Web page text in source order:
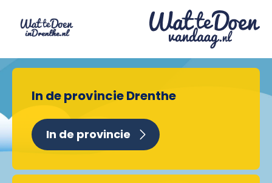
In de provincie Drenthe
In de provincie